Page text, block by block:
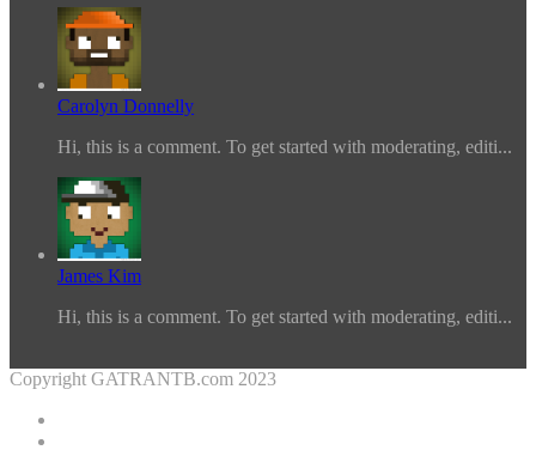
Carolyn Donnelly
Hi, this is a comment. To get started with moderating, editi...
James Kim
Hi, this is a comment. To get started with moderating, editi...
Copyright GATRANTB.com 2023